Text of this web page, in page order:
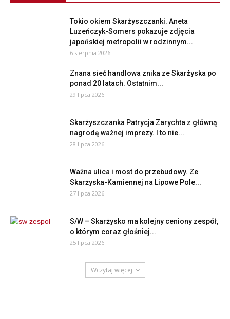
Tokio okiem Skarżyszczanki. Aneta
Luzeńczyk-Somers pokazuje zdjęcia
japońskiej metropolii w rodzinnym...
6 sierpnia 2026
Znana sieć handlowa znika ze Skarżyska po
ponad 20 latach. Ostatnim...
29 lipca 2026
Skarżyszczanka Patrycja Zarychta z główną
nagrodą ważnej imprezy. I to nie...
28 lipca 2026
Ważna ulica i most do przebudowy. Ze
Skarżyska-Kamiennej na Lipowe Pole...
27 lipca 2026
S/W – Skarżysko ma kolejny ceniony zespół,
o którym coraz głośniej...
25 lipca 2026
Wczytaj więcej